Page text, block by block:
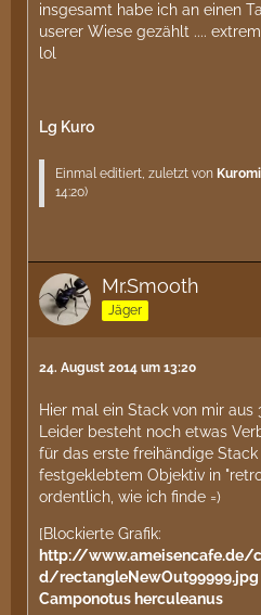
insgesamt habe ich an einen
userer Wiese gezählt ....
lol
Lg Kuro
Einmal editiert, zuletzt von
14:20)
Mr.Smooth
Jäger
24. August 2014 um 13:20
Hier mal ein Stack von mir aus
Leider besteht noch etwas
für das erste freihändige Stack
festgeklebtem Objektiv in
ordentlich, wie ich finde =)
[Blockierte Grafik:
http://
d/rectangleNewOut99999.jpg
Camponotus herculeanus